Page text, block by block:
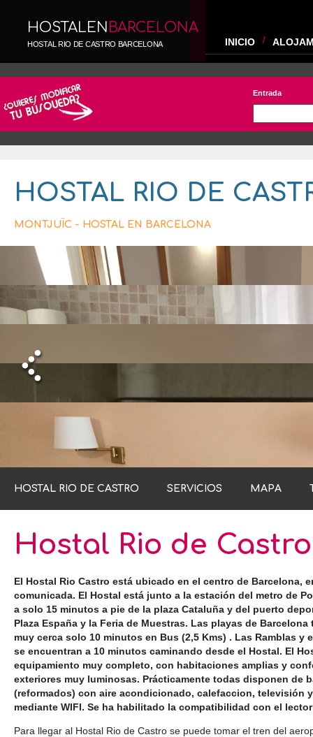
HOSTALENBARCELONA
HOSTAL RIO DE CASTRO BARCELONA INICIO
Entrada
HOSTAL RIO DE
MONTJUÏC - HOSTAL EN BARCELONA
HOSTAL RIO DE CASTRO SERVICIOS MAPA
Hostal Rio de Castro
El Hostal Rio Castro está ubicado en el centro de Barcelona,
comunicada. El Hostal está junto a la estación del metro de
a solo 15 minutos a pie de la plaza Cataluña y del puerto
Plaza España y la Feria de Muestras. Las playas de
muy cerca solo 10 minutos en Bus (2,5 Kms) . Las Ramblas y
se encuentran a 10 minutos caminando desde el Hostal. El
equipamiento muy completo, con habitaciones amplias y
exteriores muy luminosas. Prácticamente todas disponen de
(reformados) con aire acondicionado, calefaccion, televisión
mediante WIFI. Se ha habilitado la compatibilidad con el
Para llegar al Hostal Rio de Castro se puede tomar el tren del